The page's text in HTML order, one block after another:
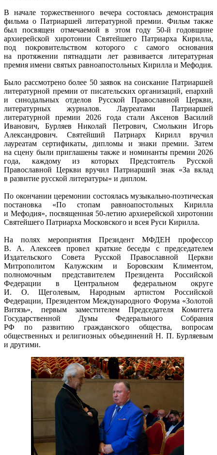
В начале торжественного вечера состоялась демонстрация
фильма о Патриаршей литературной премии. Фильм также
был посвящен отмечаемой в этом году 50-й годовщине
архиерейской хиротонии Святейшего Патриарха Кирилла,
под покровительством которого с самого основания
на протяжении пятнадцати лет развивается литературная
премия имени святых равноапостольных Кирилла и Мефодия.
Было рассмотрено более 50 заявок на соискание Патриаршей
литературной премии от писательских организаций, епархий
и синодальных отделов Русской Православной Церкви,
литературных журналов. Лауреатами Патриаршей
литературной премии 2026 года стали Аксенов Василий
Иванович, Бурляев Николай Петрович, Смолькин Игорь
Александрович. Святейший Патриарх Кирилл вручил
лауреатам сертификаты, дипломы и знаки премии. Затем
на сцену были приглашены также и номинанты премии 2026
года, каждому из которых Предстоятель Русской
Православной Церкви вручил Патриарший знак «За вклад
в развитие русской литературы» и диплом.
По окончании церемонии состоялась музыкально-поэтическая
постановка «По стопам равноапостольных Кирилла
и Мефодия», посвященная 50-летию архиерейской хиротонии
Святейшего Патриарха Московского и всея Руси Кирилла.
На полях мероприятия Президент МФДЕН профессор
В. А. Алексеев провел краткие беседы с председателем
Издательского Совета Русской Православной Церкви
Митрополитом Калужским и Боровским Климентом,
полномочным представителем Президента Российской
Федерации в Центральном федеральном округе
И. О. Щеголевым, Народным артистом Российской
Федерации, Президентом Международного Форума «Золотой
Витязь», первым заместителем Председателя Комитета
Государственной Думы Федерального Собрания
РФ по развитию гражданского общества, вопросам
общественных и религиозных объединений Н. П. Бурляевым
и другими.